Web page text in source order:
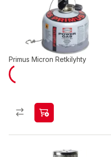
Primus Micron Retkilyhty